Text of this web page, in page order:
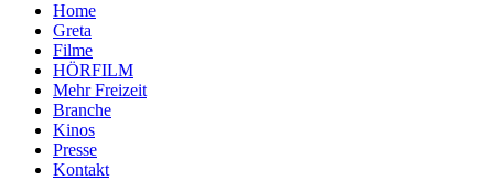
Home
Greta
Filme
HÖRFILM
Mehr Freizeit
Branche
Kinos
Presse
Kontakt